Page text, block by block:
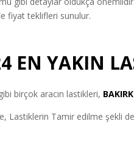
fiyat teklifleri sunulur.
EN YAKIN
birçok aracın lastikleri,
Lastiklerin Tamir edilme şekli